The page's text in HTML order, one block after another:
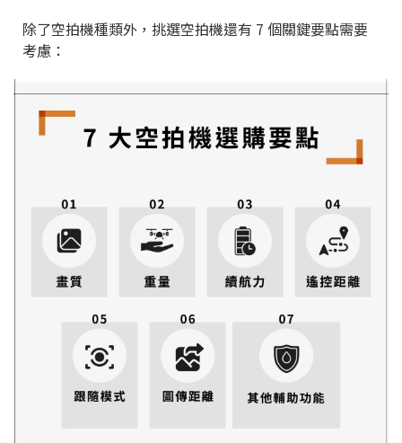
除了空拍機種類外，挑選空拍機還有 7 個關鍵要點需要
考慮：